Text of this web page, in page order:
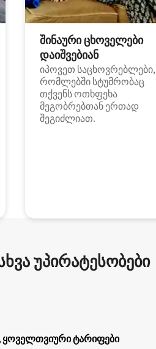
შინაური ცხოველები
დაიშვებიან
იპოვეთ საცხოვრებლები,
რომლებში სტუმრობაც
თქვენს ოთხფეხა
მეგობრებთან ერთად
შეგიძლიათ.
უპირატესობები
ყოველთვიური ტარიფები